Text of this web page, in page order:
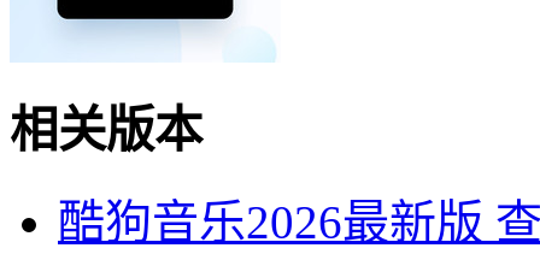
相关版本
酷狗音乐2026最新版